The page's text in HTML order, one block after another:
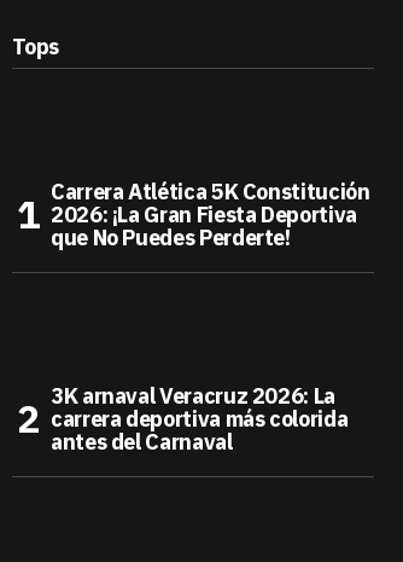
Tops
Carrera Atlética 5K Constitución
2026: ¡La Gran Fiesta Deportiva
que No Puedes Perderte!
3K arnaval Veracruz 2026: La
carrera deportiva más colorida
antes del Carnaval